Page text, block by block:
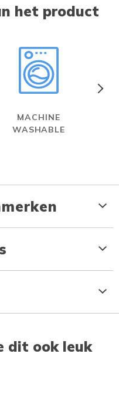
het product
MACHINE
WASHABLE
dit ook leuk